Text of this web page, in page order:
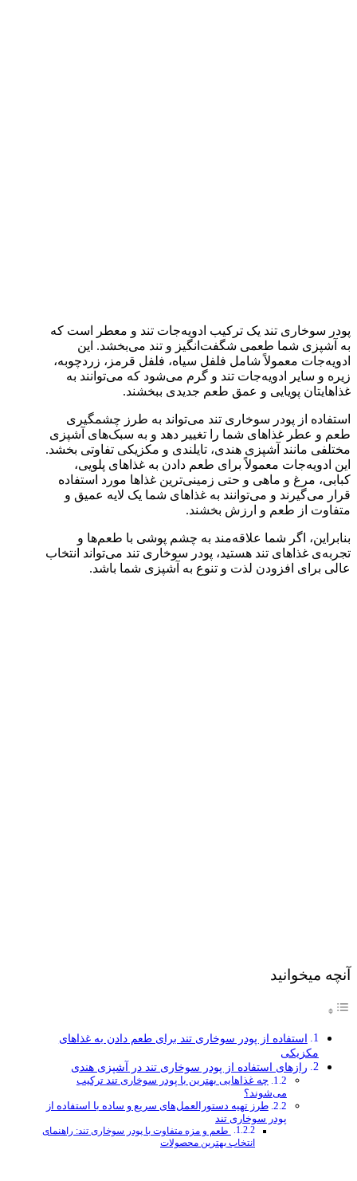
پودر سوخاری تند یک ترکیب ادویه‌جات تند و معطر است که
به آشپزی شما طعمی شگفت‌انگیز و تند می‌بخشد. این
ادویه‌جات معمولاً شامل فلفل سیاه، فلفل قرمز، زردچوبه،
زیره و سایر ادویه‌جات تند و گرم می‌شود که می‌توانند به
غذاهایتان پویایی و عمق طعم جدیدی ببخشند.
استفاده از پودر سوخاری تند می‌تواند به طرز چشمگیری
طعم و عطر غذاهای شما را تغییر دهد و به سبک‌های آشپزی
مختلفی مانند آشپزی هندی، تایلندی و مکزیکی تفاوتی بخشد.
این ادویه‌جات معمولاً برای طعم دادن به غذاهای پلویی،
کبابی، مرغ و ماهی و حتی زمینی‌ترین غذاها مورد استفاده
قرار می‌گیرند و می‌توانند به غذاهای شما یک لایه عمیق و
متفاوت از طعم و ارزش بخشند.
بنابراین، اگر شما علاقه‌مند به چشم پوشی با طعم‌ها و
تجربه‌ی غذاهای تند هستید، پودر سوخاری تند می‌تواند انتخاب
عالی برای افزودن لذت و تنوع به آشپزی شما باشد.
آنچه میخوانید
استفاده از پودر سوخاری تند برای طعم دادن به غذاهای
مکزیکی
رازهای استفاده از پودر سوخاری تند در آشپزی هندی
چه غذاهایی بهترین با پودر سوخاری تند ترکیب
می‌شوند؟
طرز تهیه دستورالعمل‌های سریع و ساده با استفاده از
پودر سوخاری تند
طعم و مزه متفاوت با پودر سوخاری تند: راهنمای
انتخاب بهترین محصولات